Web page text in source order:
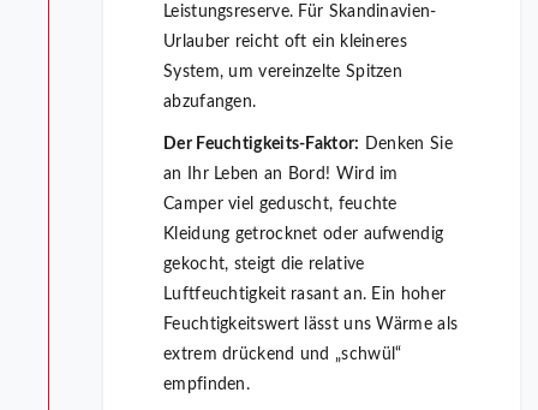
Leistungsreserve. Für Skandinavien-
Urlauber reicht oft ein kleineres
System, um vereinzelte Spitzen
abzufangen.
Der Feuchtigkeits-Faktor: Denken Sie
an Ihr Leben an Bord! Wird im
Camper viel geduscht, feuchte
Kleidung getrocknet oder aufwendig
gekocht, steigt die relative
Luftfeuchtigkeit rasant an. Ein hoher
Feuchtigkeitswert lässt uns Wärme als
extrem drückend und „schwül“
empfinden.